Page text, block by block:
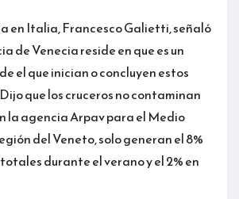
en Italia, Francesco Galietti, señaló
de Venecia reside en que es un
el que inician o concluyen estos
que los cruceros no contaminan
la agencia Arpav para el Medio
del Veneto, solo generan el 8%
durante el verano y el 2% en